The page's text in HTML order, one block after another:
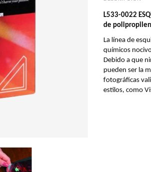
L533-0022
de
La línea de
químicos
Debido a que
pueden ser la
fotográficas
estilos, como